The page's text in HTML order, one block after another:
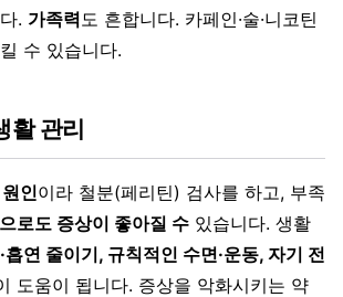
. 가족력도 흔합니다. 카페인·술·니코틴
수 있습니다.
활 관리
인이라 철분(페리틴) 검사를 하고, 부족
로도 증상이 좋아질 수 있습니다. 생활
흡연 줄이기, 규칙적인 수면·운동, 자기 전
도움이 됩니다. 증상을 악화시키는 약